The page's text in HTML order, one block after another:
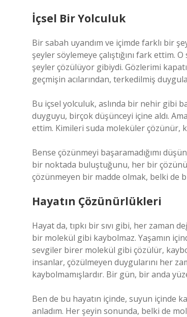
İçsel Bir Yolculuk
Bir sabah uyandım ve içimde farklı bir
şeyler söylemeye çalıştığını fark ettim.
şeyler çözülüyor gibiydi. Gözlerimi
geçmişin acılarından, terkedilmiş
Bu içsel yolculuk, aslında bir nehir gibi
duyguyu, birçok düşünceyi içine aldı.
ettim. Kimileri suda moleküler çözünür,
Bense çözünmeyi başaramadığımı
bir noktada buluştuğunu, her bir
çözünmeyen bir madde olmak, belki de
Hayatın Çözünürlükleri
Hayat da, tıpkı bir sıvı gibi, her zaman
bir molekül gibi kaybolmaz. Yaşamın
sevgiler birer molekül gibi çözülür,
insanlar, çözülmeyen duygularını her
kaybolmamışlardır. Bir gün, bir anda
Ben de bu hayatın içinde, suyun içinde
anladım. Her şeyin sonunda, belki de